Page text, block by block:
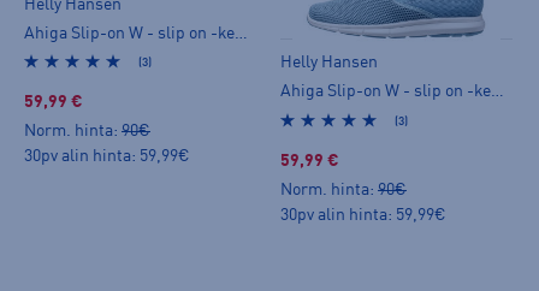
Helly Hansen
Ahiga Slip-on W - slip on -kengät
(3)
59,99 €
Norm. hinta: 90€
30pv alin hinta: 59,99€
Helly Hansen
Ahiga Slip-on W - slip on -kengät
(3)
59,99 €
Norm. hinta: 90€
30pv alin hinta: 59,99€